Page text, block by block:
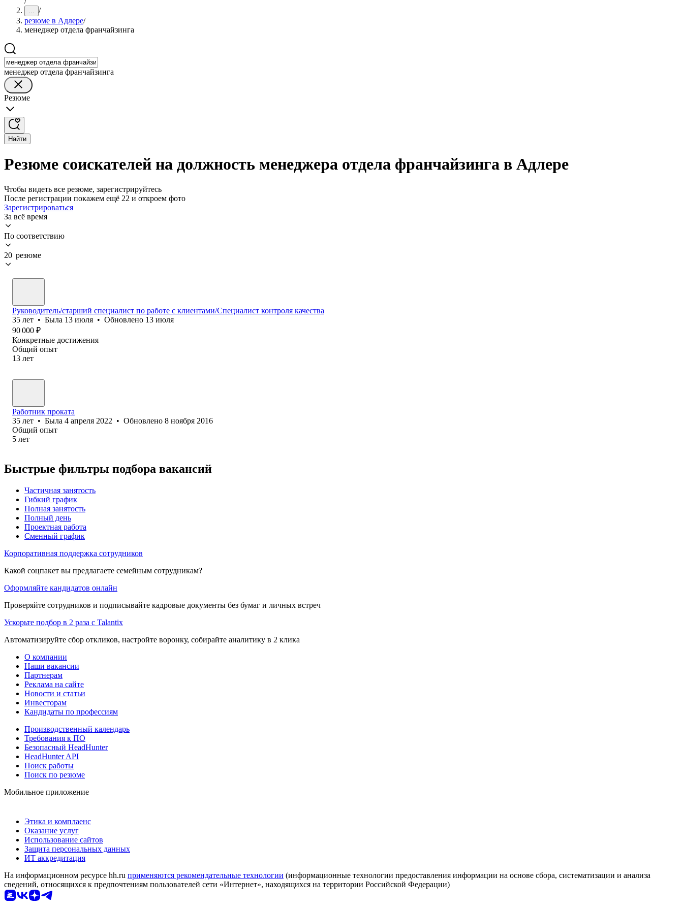
... /
резюме в Адлере/
менеджер отдела франчайзинга
менеджер отдела франчайзинга
Резюме
Найти
Резюме соискателей на должность менеджера отдела франчайзинга в Адлере
Чтобы видеть все резюме, зарегистрируйтесь
После регистрации покажем ещё 22 и откроем фото
Зарегистрироваться
За всё время
По соответствию
20 резюме
Руководитель/старший специалист по работе с клиентами/Специалист контроля качества
35 лет • Была 13 июля • Обновлено 13 июля
90 000 ₽
Конкретные достижения
Общий опыт
13 лет
Работник проката
35 лет • Была 4 апреля 2022 • Обновлено 8 ноября 2016
Общий опыт
5 лет
Быстрые фильтры подбора вакансий
Частичная занятость
Гибкий график
Полная занятость
Полный день
Проектная работа
Сменный график
Корпоративная поддержка сотрудников
Какой соцпакет вы предлагаете семейным сотрудникам?
Оформляйте кандидатов онлайн
Проверяйте сотрудников и подписывайте кадровые документы без бумаг и личных встреч
Ускорьте подбор в 2 раза с Talantix
Автоматизируйте сбор откликов, настройте воронку, собирайте аналитику в 2 клика
О компании
Наши вакансии
Партнерам
Реклама на сайте
Новости и статьи
Инвесторам
Кандидаты по профессиям
Производственный календарь
Требования к ПО
Безопасный HeadHunter
HeadHunter API
Поиск работы
Поиск по резюме
Мобильное приложение
Этика и комплаенс
Оказание услуг
Использование сайтов
Защита персональных данных
ИТ аккредитация
На информационном ресурсе hh.ru применяются рекомендательные технологии (информационные технологии предоставления информации на основе сбора, систематизации и анализа
сведений, относящихся к предпочтениям пользователей сети «Интернет», находящихся на территории Российской Федерации)